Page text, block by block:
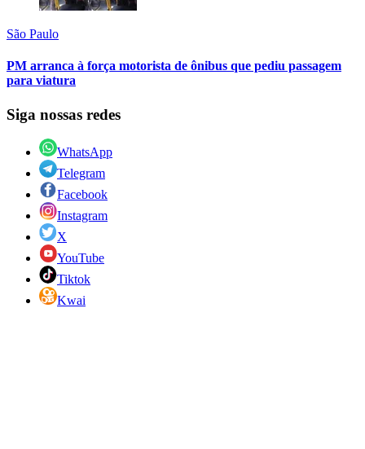
São Paulo
PM arranca à força motorista de ônibus que pediu passagem
para viatura
Siga nossas redes
WhatsApp
Telegram
Facebook
Instagram
X
YouTube
Tiktok
Kwai